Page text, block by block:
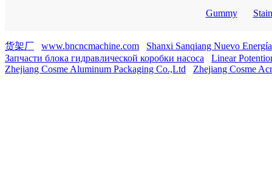
Gummy
货架厂 www.bncncmachine.com
Shanxi Sanqiang Nuevo
Запчасти блока гидравлической коробки насоса
Linear
Zhejiang Cosme Aluminum Packaging Co.,Ltd
Zhejiang Cosme